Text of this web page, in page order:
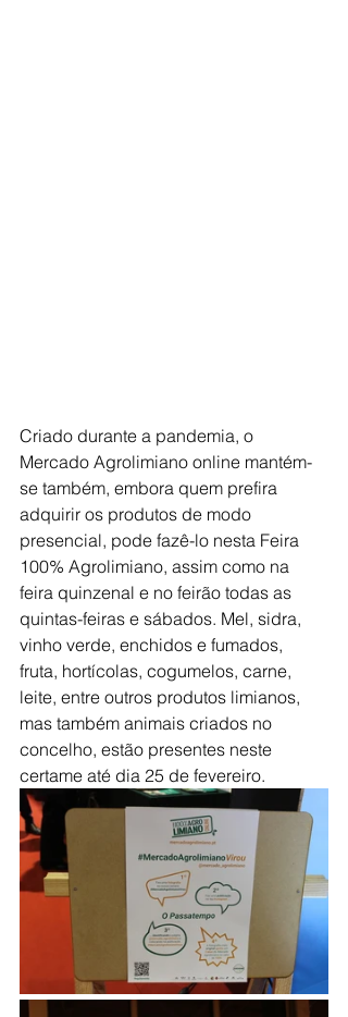
Criado durante a pandemia, o
Mercado Agrolimiano online mantém-
se também, embora quem prefira
adquirir os produtos de modo
presencial, pode fazê-lo nesta Feira
100% Agrolimiano, assim como na
feira quinzenal e no feirão todas as
quintas-feiras e sábados. Mel, sidra,
vinho verde, enchidos e fumados,
fruta, hortícolas, cogumelos, carne,
leite, entre outros produtos limianos,
mas também animais criados no
concelho, estão presentes neste
certame até dia 25 de fevereiro.